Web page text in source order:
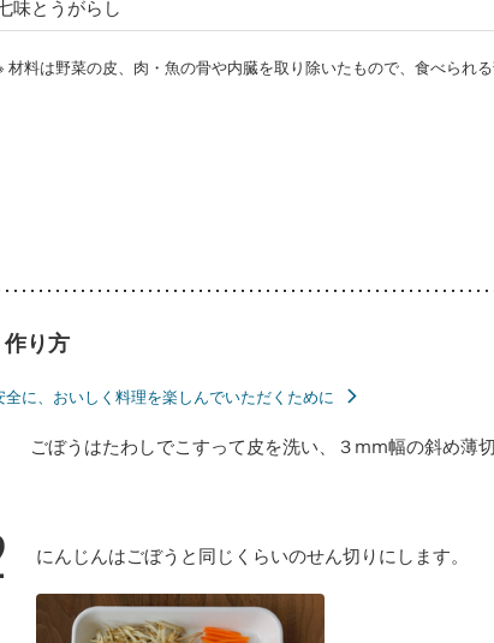
味とうがらし
材料は野菜の皮、肉・魚の骨や内臓を取り除いたもので、食べられ
作り方
全に、おいしく料理を楽しんでいただくために
ごぼうはたわしでこすって皮を洗い、３mm幅の斜め薄
にんじんはごぼうと同じくらいのせん切りにします。